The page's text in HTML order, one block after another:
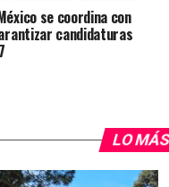
se coordina con
candidaturas
LO